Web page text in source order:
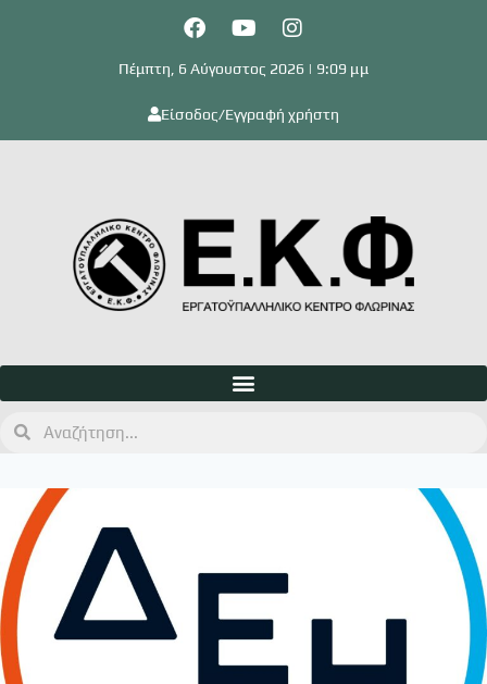
Πέμπτη, 6 Αύγουστος 2026 | 9:09 μμ
Είσοδος/Εγγραφή χρήστη